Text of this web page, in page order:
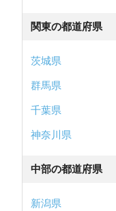
関東の都道府県
茨城県
群馬県
千葉県
神奈川県
中部の都道府県
新潟県